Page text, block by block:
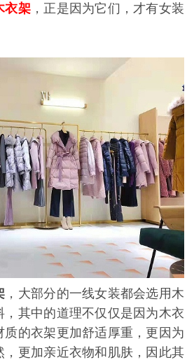
衣架 ，正是因为它们，才有女装
，大部分的一线女装都会选用木
其中的道理不仅仅是因为木衣
的衣架更加舒适厚重，更因为
，更加亲近衣物和肌肤，因此其